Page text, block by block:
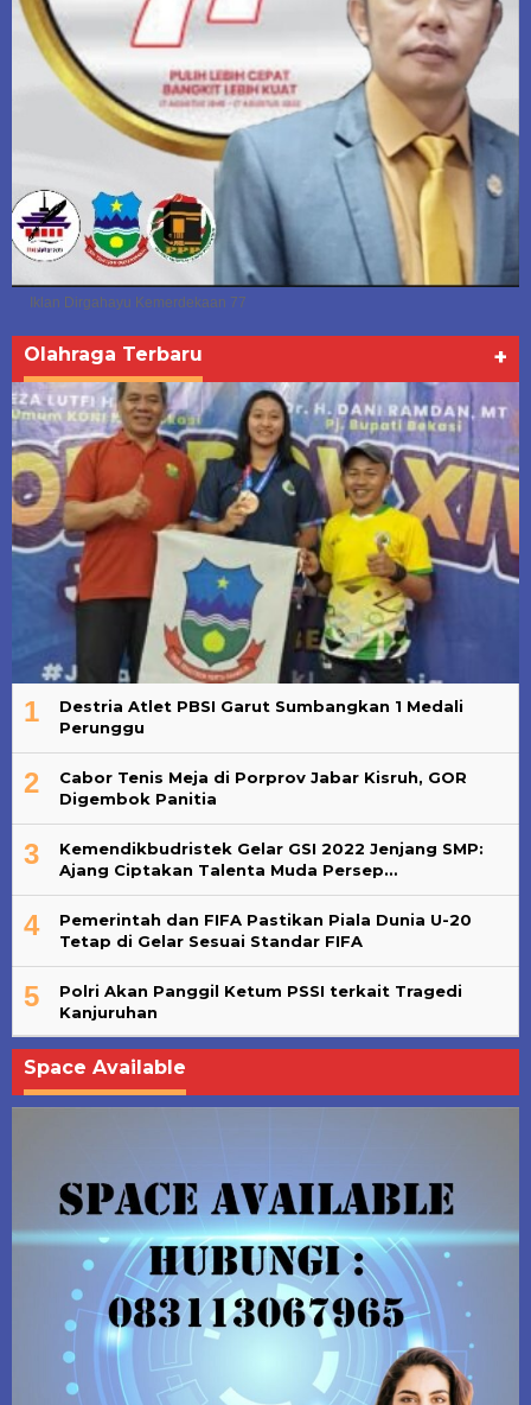
Iklan Dirgahayu Kemerdekaan 77
Olahraga Terbaru +
1
Destria Atlet PBSI Garut Sumbangkan 1 Medali
Perunggu
2
Cabor Tenis Meja di Porprov Jabar Kisruh, GOR
Digembok Panitia
3
Kemendikbudristek Gelar GSI 2022 Jenjang SMP:
Ajang Ciptakan Talenta Muda Persep…
4
Pemerintah dan FIFA Pastikan Piala Dunia U-20
Tetap di Gelar Sesuai Standar FIFA
5
Polri Akan Panggil Ketum PSSI terkait Tragedi
Kanjuruhan
Space Available